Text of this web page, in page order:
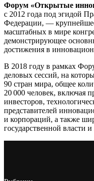
Форум «Открытые
с 2012 года под эгидой
Федерации, —
масштабных в мире
демонстрирующее
достижения в
В 2018 году в рамках
деловых сессий, на
90 стран мира, общее
20 000 человек, включая
инвесторов,
представителей
и корпораций, а также
государственной власти